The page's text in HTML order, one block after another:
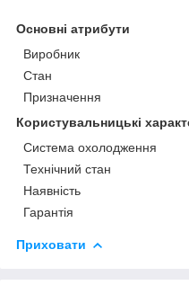
Основні атрибути
Виробник
Стан
Призначення
Користувальницькі
Система охолодження
Технічний стан
Наявність
Гарантія
Приховати